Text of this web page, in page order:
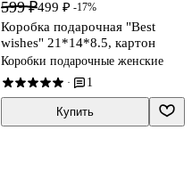
599 ₽499 ₽ -17%
Коробка подарочная "Best
wishes" 21*14*8.5, картон
Коробки подарочные женские
· 1
Купить